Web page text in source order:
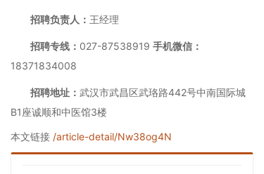
招聘负责人： 王经理
招聘专线： 027-87538919 手机微信：
18371834008
招聘地址： 武汉市武昌区武珞路442号中南国际城
B1座诚顺和中医馆3楼
本文链接 /article-detail/Nw38og4N